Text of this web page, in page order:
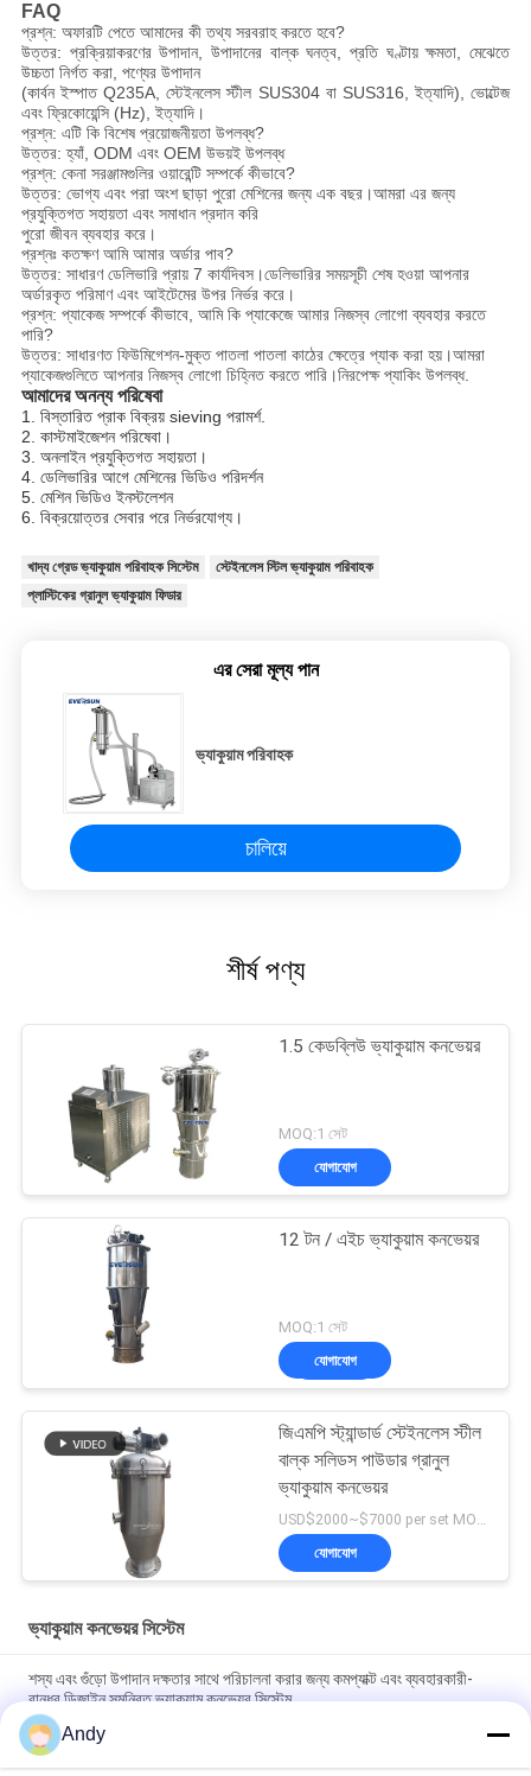
FAQ
প্রশ্ন: অফারটি পেতে আমাদের কী তথ্য সরবরাহ করতে হবে?
উত্তর: প্রক্রিয়াকরণের উপাদান, উপাদানের বাল্ক ঘনত্ব, প্রতি ঘণ্টায় ক্ষমতা, মেঝেতে
উচ্চতা নির্গত করা, পণ্যের উপাদান
(কার্বন ইস্পাত Q235A, স্টেইনলেস স্টীল SUS304 বা SUS316, ইত্যাদি), ভোল্টেজ
এবং ফ্রিকোয়েন্সি (Hz), ইত্যাদি।
প্রশ্ন: এটি কি বিশেষ প্রয়োজনীয়তা উপলব্ধ?
উত্তর: হ্যাঁ, ODM এবং OEM উভয়ই উপলব্ধ
প্রশ্ন: কেনা সরঞ্জামগুলির ওয়ারেন্টি সম্পর্কে কীভাবে?
উত্তর: ভোগ্য এবং পরা অংশ ছাড়া পুরো মেশিনের জন্য এক বছর।আমরা এর জন্য
প্রযুক্তিগত সহায়তা এবং সমাধান প্রদান করি
পুরো জীবন ব্যবহার করে।
প্রশ্নঃ কতক্ষণ আমি আমার অর্ডার পাব?
উত্তর: সাধারণ ডেলিভারি প্রায় 7 কার্যদিবস।ডেলিভারির সময়সূচী শেষ হওয়া আপনার
অর্ডারকৃত পরিমাণ এবং আইটেমের উপর নির্ভর করে।
প্রশ্ন: প্যাকেজ সম্পর্কে কীভাবে, আমি কি প্যাকেজে আমার নিজস্ব লোগো ব্যবহার করতে
পারি?
উত্তর: সাধারণত ফিউমিগেশন-মুক্ত পাতলা পাতলা কাঠের ক্ষেত্রে প্যাক করা হয়।আমরা
প্যাকেজগুলিতে আপনার নিজস্ব লোগো চিহ্নিত করতে পারি।নিরপেক্ষ প্যাকিং উপলব্ধ.
আমাদের অনন্য পরিষেবা
1. বিস্তারিত প্রাক বিক্রয় sieving পরামর্শ.
2. কাস্টমাইজেশন পরিষেবা।
3. অনলাইন প্রযুক্তিগত সহায়তা।
4. ডেলিভারির আগে মেশিনের ভিডিও পরিদর্শন
5. মেশিন ভিডিও ইনস্টলেশন
6. বিক্রয়োত্তর সেবার পরে নির্ভরযোগ্য।
খাদ্য গ্রেড ভ্যাকুয়াম পরিবাহক সিস্টেম
স্টেইনলেস স্টিল ভ্যাকুয়াম পরিবাহক
প্লাস্টিকের গ্রানুল ভ্যাকুয়াম ফিডার
এর সেরা মূল্য পান
ভ্যাকুয়াম পরিবাহক
চালিয়ে
শীর্ষ পণ্য
1.5 কেডব্লিউ ভ্যাকুয়াম কনভেয়র
MOQ:1 সেট
যোগাযোগ
12 টন / এইচ ভ্যাকুয়াম কনভেয়র
MOQ:1 সেট
যোগাযোগ
জিএমপি স্ট্যান্ডার্ড স্টেইনলেস স্টীল
বাল্ক সলিডস পাউডার গ্রানুল
ভ্যাকুয়াম কনভেয়র
USD$2000~$7000 per set MOQ:1 সেট
যোগাযোগ
ভ্যাকুয়াম কনভেয়র সিস্টেম
শস্য এবং গুঁড়ো উপাদান দক্ষতার সাথে পরিচালনা করার জন্য কমপ্যাক্ট এবং ব্যবহারকারী-
বান্ধব ডিজাইন সমন্বিত ভ্যাকুয়াম কনভেয়র সিস্টেম
শিল্প প্রক্রিয়ায় কণিকাকার পদার্থের অবিচ্ছিন্ন খাওয়ানো এবং নিষ্কাশনের জন্য স্বয়ংক্রিয়
ভ্যাকুয়াম কনভেয়র সিস্টেম
Andy